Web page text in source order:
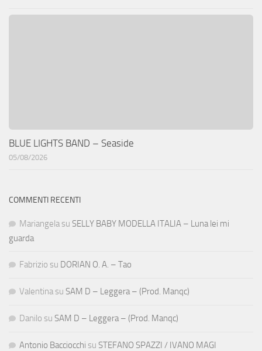
BLUE LIGHTS BAND – Seaside
05/08/2026
COMMENTI RECENTI
Mariangela su SELLY BABY MODELLA ITALIA – Luna lei mi
guarda
Fabrizio su DORIAN O. A. – Tao
Valentina su SAM D – Leggera – (Prod. Manqc)
Danilo su SAM D – Leggera – (Prod. Manqc)
Antonio Bacciocchi su STEFANO SPAZZI / IVANO MAGI